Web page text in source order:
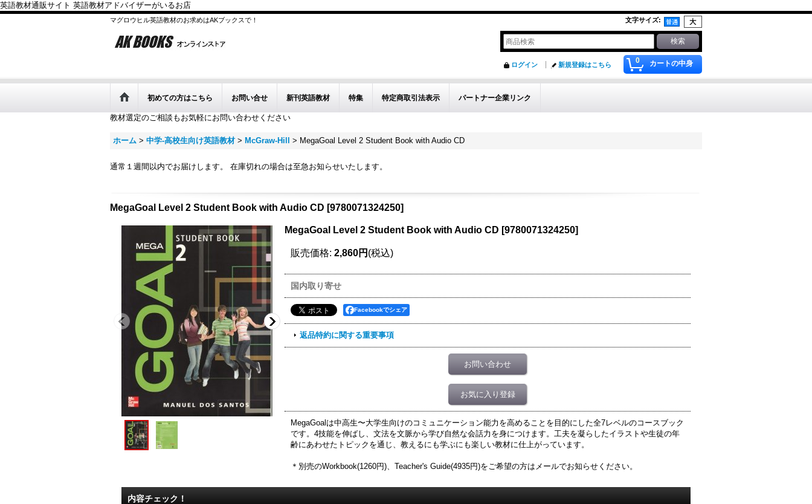
英語教材通販サイト 英語教材アドバイザーがいるお店
マグロウヒル英語教材のお求めはAKブックスで！ 文字サイズ:
0 カートの中身
ログイン 新規登録はこちら
初めての方はこちら お問い合せ 新刊英語教材 特集 特定商取引法表示 パートナー企業リンク
教材選定のご相談もお気軽にお問い合わせください
ホーム > 中学-高校生向け英語教材 > McGraw-Hill > MegaGoal Level 2 Student Book with Audio CD
通常１週間以内でお届けします。 在庫切れの場合は至急お知らせいたします。
MegaGoal Level 2 Student Book with Audio CD [9780071324250]
MegaGoal Level 2 Student Book with Audio CD [9780071324250]
販売価格: 2,860円 (税込)
国内取り寄せ
Facebookでシェア
返品特約に関する重要事項
お問い合わせ
お気に入り登録
MegaGoalは中高生〜大学生向けのコミュニケーション能力を高めることを目的にした全7レベルのコースブック
です。4技能を伸ばし、文法を文脈から学び自然な会話力を身につけます。工夫を凝らしたイラストや生徒の年
齢にあわせたトピックを通じ、教えるにも学ぶにも楽しい教材に仕上がっています。
＊別売のWorkbook(1260円)、Teacher's Guide(4935円)をご希望の方はメールでお知らせください。
内容チェック！